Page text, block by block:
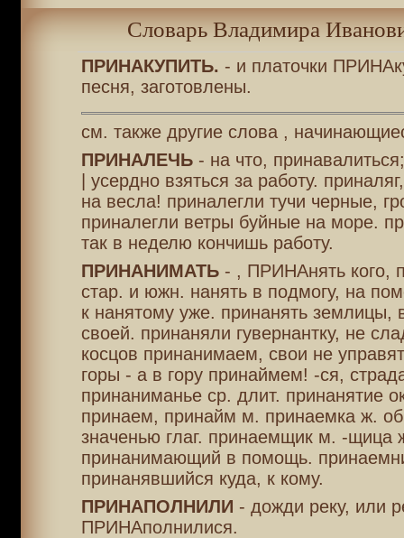
Словарь Владимира
ПРИНАКУПИТЬ. - и платочки
песня, заготовлены.
см. также другие слова ,
ПРИНАЛЕЧЬ- на что, принавалиться;
| усердно взяться за работу.
на весла! приналегли тучи черные,
приналегли ветры буйные на море.
так в неделю кончишь работу.
ПРИНАНИМАТЬ- , ПРИНАнять кого,
стар. и южн. нанять в подмогу, на
к нанятому уже. принанять землицы,
своей. принаняли гувернантку, не
косцов принанимаем, свои не
горы - а в гору принаймем! -ся,
принаниманье ср. длит. принанятие
принаем, принайм м. принаемка ж.
значенью глаг. принаемщик м. -щица
принанимающий в помощь.
принанявшийся куда, к кому.
ПРИНАПОЛНИЛИ - дожди реку, или
ПРИНАполнилися.